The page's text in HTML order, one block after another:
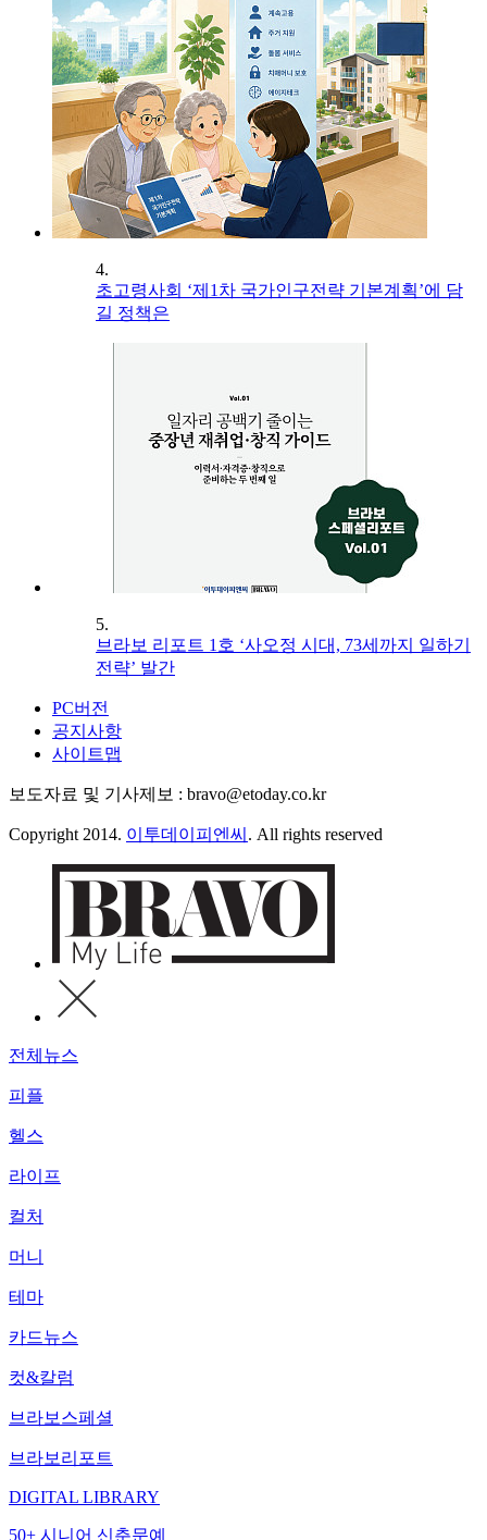
4.
초고령사회 ‘제1차 국가인구전략 기본계획’에 담
길 정책은
5.
브라보 리포트 1호 ‘사오정 시대, 73세까지 일하기
전략’ 발간
PC버전
공지사항
사이트맵
보도자료 및 기사제보 : bravo@etoday.co.kr
Copyright 2014. 이투데이피엔씨 . All rights reserved
전체뉴스
피플
헬스
라이프
컬처
머니
테마
카드뉴스
컷&칼럼
브라보스페셜
브라보리포트
DIGITAL LIBRARY
50+ 시니어 신춘문예